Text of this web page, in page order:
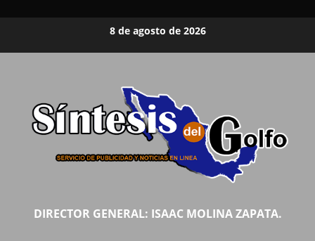
8 de agosto de 2026
DIRECTOR GENERAL: ISAAC MOLINA ZAPATA.